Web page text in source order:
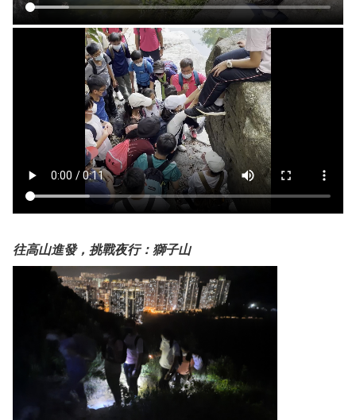
往高山進發，挑戰夜行：獅子山